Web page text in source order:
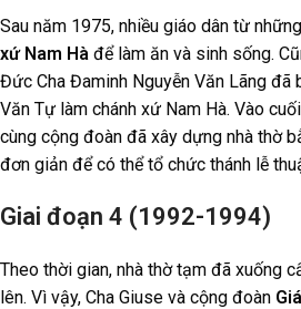
Sau năm 1975, nhiều giáo dân từ
xứ Nam Hà để làm ăn và sinh sống.
Đức Cha Đaminh Nguyễn Văn Lãng đã
Văn Tự làm chánh xứ Nam Hà. Vào
cùng cộng đoàn đã xây dựng nhà thờ
đơn giản để có thể tổ chức thánh lễ
Giai đoạn 4 (1992-1994)
Theo thời gian, nhà thờ tạm đã xuống
lên. Vì vậy, Cha Giuse và cộng đoàn